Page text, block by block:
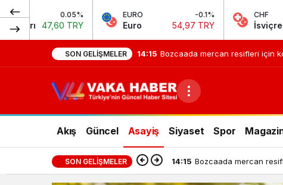
EURO -0.1%
Euro 54,97 TRY
CHF
İsviçre Frangı 58,58
SON GELIŞMELER 14:15 Bozcaada mercan resifleri için
Akış Güncel Asayiş Siyaset Spor
SON GELIŞMELER 14:15 Bozcaada mercan